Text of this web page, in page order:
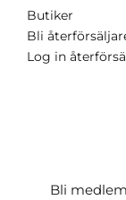
Butiker
Bli
Log in
Bli